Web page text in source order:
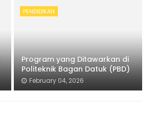
PENDIDIKAN
Program yang Ditawarkan di
Politeknik Bagan Datuk (PBD)
February 04, 2026